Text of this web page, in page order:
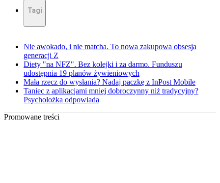
Tagi
Nie awokado, i nie matcha. To nowa zakupowa obsesja
generacji Z
Diety "na NFZ". Bez kolejki i za darmo. Funduszu
udostępnia 19 planów żywieniowych
Mała rzecz do wysłania? Nadaj paczkę z InPost Mobile
Taniec z aplikacjami mniej dobroczynny niż tradycyjny?
Psycholożka odpowiada
Promowane treści